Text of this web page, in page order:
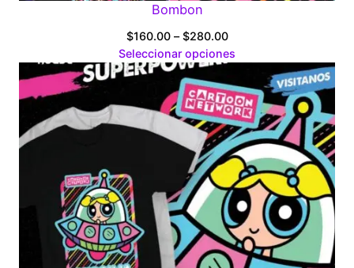
Bombon
$160.00 – $280.00Price
range:
through
$280.00
Seleccionar opciones